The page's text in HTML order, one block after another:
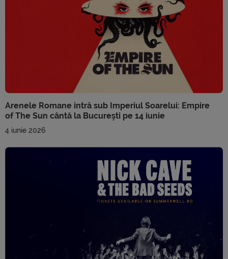
Arenele Romane intră sub Imperiul Soarelui: Empire
of The Sun cântă la București pe 14 iunie
4 iunie 2026